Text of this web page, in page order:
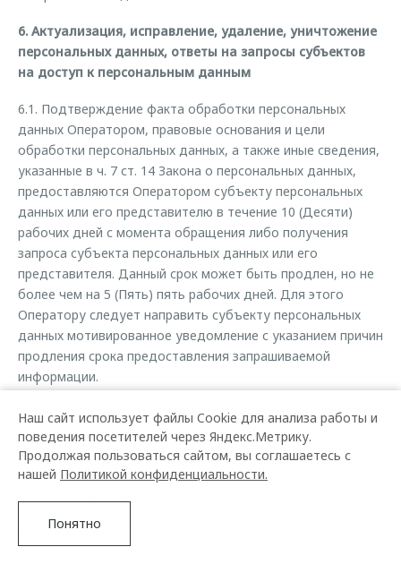
6. Актуализация, исправление, удаление, уничтожение
персональных данных, ответы на запросы субъектов
на доступ к персональным данным
6.1. Подтверждение факта обработки персональных
данных Оператором, правовые основания и цели
обработки персональных данных, а также иные сведения,
указанные в ч. 7 ст. 14 Закона о персональных данных,
предоставляются Оператором субъекту персональных
данных или его представителю в течение 10 (Десяти)
рабочих дней с момента обращения либо получения
запроса субъекта персональных данных или его
представителя. Данный срок может быть продлен, но не
более чем на 5 (Пять) пять рабочих дней. Для этого
Оператору следует направить субъекту персональных
данных мотивированное уведомление с указанием причин
продления срока предоставления запрашиваемой
информации.
В предоставляемые сведения не включаются
персональные данные, относящиеся к другим субъектам
персональных данных, за исключением случаев, когда
имеются законные основания для раскрытия таких
Запрос должен содержать:
Наш сайт использует файлы Cookie для анализа работы и
поведения посетителей через Яндекс.Метрику.
Продолжая пользоваться сайтом, вы соглашаетесь с
нашей Политикой конфиденциальности.
Понятно